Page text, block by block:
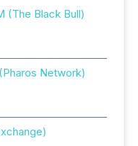
(The Black Bull)
Network)